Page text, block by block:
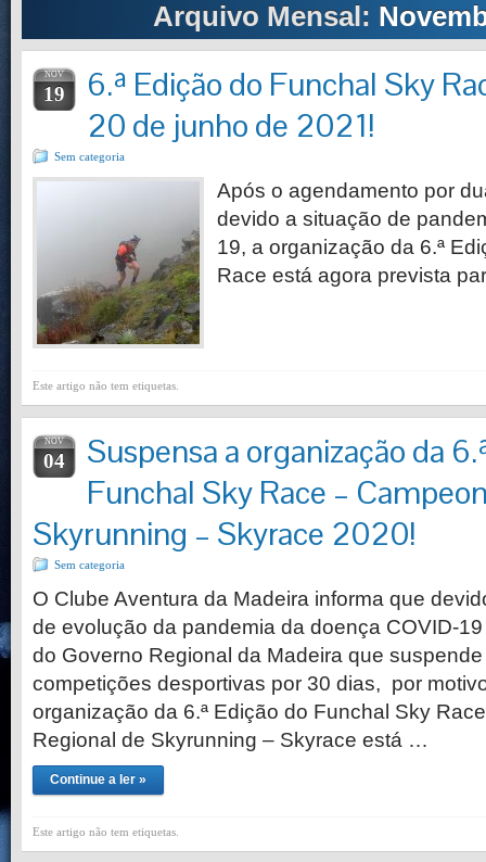
Arquivo Mensal:
NOV
19
6.ª Edição do Funchal Sky
20 de junho de 2021!
Sem categoria
Após o agendamento por
devido a situação de
19, a organização da 6.ª
Race está agora prevista
Este artigo não tem etiquetas.
NOV
04
Suspensa a organização da
Funchal Sky Race –
Skyrunning – Skyrace 2020!
Sem categoria
O Clube Aventura da Madeira informa que
de evolução da pandemia da doença COVID-
do Governo Regional da Madeira que
competições desportivas por 30 dias, por
organização da 6.ª Edição do Funchal Sky
Regional de Skyrunning – Skyrace está …
Continue a ler »
Este artigo não tem etiquetas.